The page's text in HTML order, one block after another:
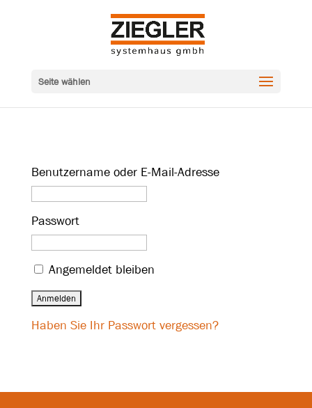
Seite wählen
Benutzername oder E-Mail-Adresse
Passwort
Angemeldet bleiben
Haben Sie Ihr Passwort vergessen?